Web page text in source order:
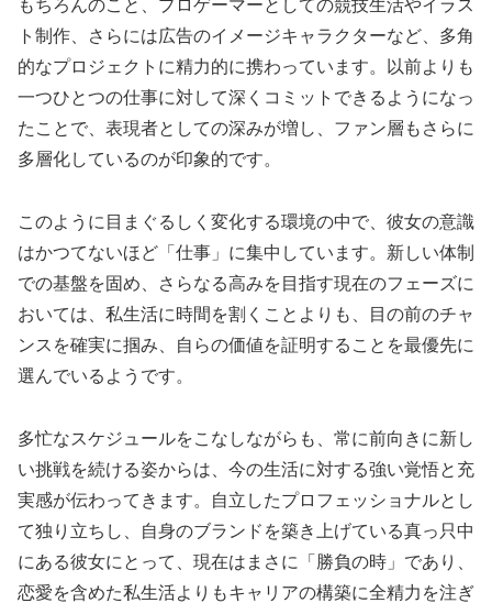
もちろんのこと、プロゲーマーとしての競技生活やイラス
ト制作、さらには広告のイメージキャラクターなど、多角
的なプロジェクトに精力的に携わっています。以前よりも
一つひとつの仕事に対して深くコミットできるようになっ
たことで、表現者としての深みが増し、ファン層もさらに
多層化しているのが印象的です。
このように目まぐるしく変化する環境の中で、彼女の意識
はかつてないほど「仕事」に集中しています。新しい体制
での基盤を固め、さらなる高みを目指す現在のフェーズに
おいては、私生活に時間を割くことよりも、目の前のチャ
ンスを確実に掴み、自らの価値を証明することを最優先に
選んでいるようです。
多忙なスケジュールをこなしながらも、常に前向きに新し
い挑戦を続ける姿からは、今の生活に対する強い覚悟と充
実感が伝わってきます。自立したプロフェッショナルとし
て独り立ちし、自身のブランドを築き上げている真っ只中
にある彼女にとって、現在はまさに「勝負の時」であり、
恋愛を含めた私生活よりもキャリアの構築に全精力を注ぎ